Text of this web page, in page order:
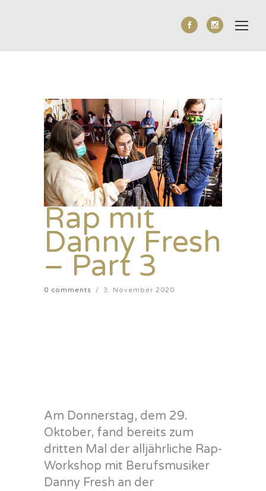
Rap mit
Danny Fresh
– Part 3
0 comments / 3. November 2020
Am Donnerstag, dem 29.
Oktober, fand bereits zum
dritten Mal der alljährliche Rap-
Workshop mit Berufsmusiker
Danny Fresh an der